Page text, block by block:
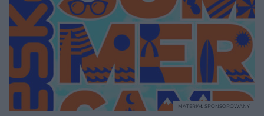
MATERIAŁ SPONSOROWANY